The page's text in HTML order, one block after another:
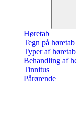
Høretab
Tegn på høretab
Typer af høretab
Behandling af
Tinnitus
Pårørende